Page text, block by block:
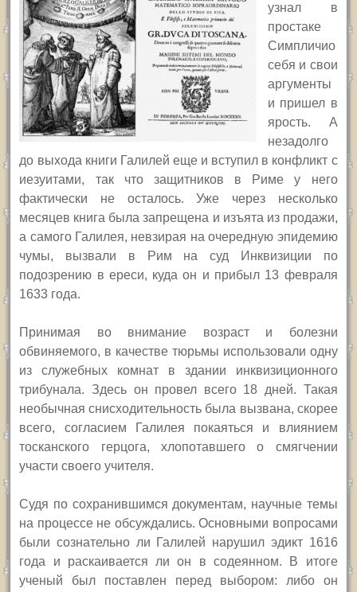
узнал в
простаке
Симпличио
себя и свои
аргументы
и пришел в
ярость. А
незадолго
до выхода книги Галилей еще и вступил в конфликт с
иезуитами, так что защитников в Риме у него
фактически не осталось.Уже через несколько
месяцев книга была запрещена и изъята из продажи,
а самого Галилея, невзирая на очередную эпидемию
чумы, вызвали в Рим на суд Инквизиции по
подозрению в ереси, куда он и прибыл 13 февраля
1633 года.
Принимая во внимание возраст и болезни
обвиняемого, в качестве тюрьмы использовали одну
из служебных комнат в здании инквизиционного
трибунала. Здесь он провел всего 18 дней. Такая
необычная снисходительность была вызвана, скорее
всего, согласием Галилея покаяться и влиянием
тосканского герцога, хлопотавшего о смягчении
участи своего учителя.
Судя по сохранившимся документам, научные темы
на процессе не обсуждались. Основными вопросами
были сознательно ли Галилей нарушил эдикт 1616
года и раскаивается ли он в содеянном. В итоге
ученый был поставлен перед выбором: либо он